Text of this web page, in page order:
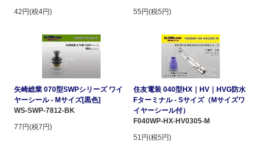
42円(税4円)
55円(税5円)
矢崎総業 070型SWPシリーズ ワイ
ヤーシール - Mサイズ[黒色]
WS-SWP-7812-BK
77円(税7円)
住友電装 040型HX｜HV｜HVG防水
Fターミナル - Sサイズ（Mサイズワ
イヤーシール付）
F040WP-HX-HV0305-M
51円(税5円)